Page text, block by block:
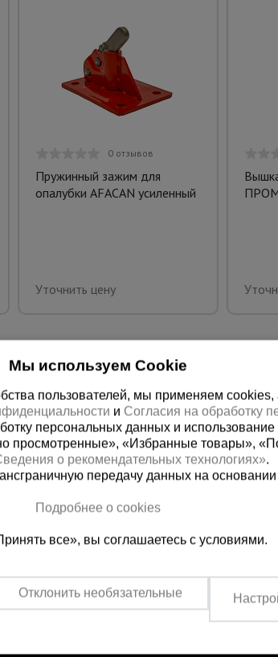
0 отзывов
Пружинный зажим для
опалубки AFACAN усиленный
Уточнить цену
25-90
Пятигорск
+7 (905)
Заказать звонок
Пт: с 9:00 до 17:00,
Сб: с 9:00 до 13:00,
Мы используем Cookie
пользователей, мы применяем cookies,
и Согласия на обработку
персональных данных и
просмотренные», «Избранные товары»,
о рекомендательных технологиях».
передачу данных на
Подробнее о cookies
все», вы соглашаетесь с условиями.
Отклонить необязательные